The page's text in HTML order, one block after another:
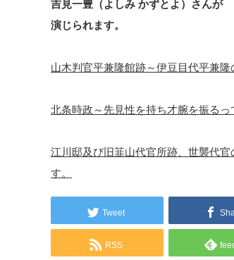
吉見一豊（よしみ かずとよ）さんが
演じられます。
山木判官平兼隆館跡～伊豆目代平兼
北条時政～先見性を持ち才腕を振るっ
江川邸及び旧韮山代官所跡、世襲代
す。
Tweet
RSS